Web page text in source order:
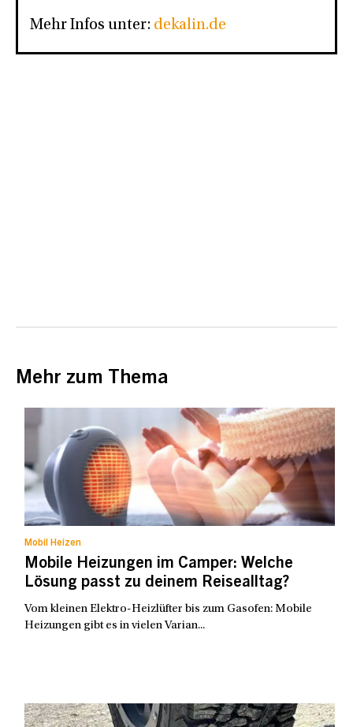
Mehr Infos unter: dekalin.de
Mehr zum Thema
Mobil Heizen
Mobile Heizungen im Camper: Welche
Lösung passt zu deinem Reisealltag?
Vom kleinen Elektro-Heizlüfter bis zum Gasofen: Mobile
Heizungen gibt es in vielen Varian...